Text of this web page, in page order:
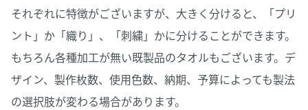
それぞれに特徴がございますが、大きく分けると、「プリ
ント」か「織り」、「刺繍」かに分けることができます。
もちろん各種加工が無い既製品のタオルもございます。デ
ザイン、製作枚数、使用色数、納期、予算によっても製法
の選択肢が変わる場合があります。